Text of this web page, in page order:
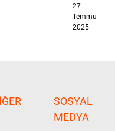
27
Temmuz
2025
SOSYAL
MEDYA